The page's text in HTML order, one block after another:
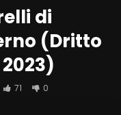
di
(Dritto
71 0